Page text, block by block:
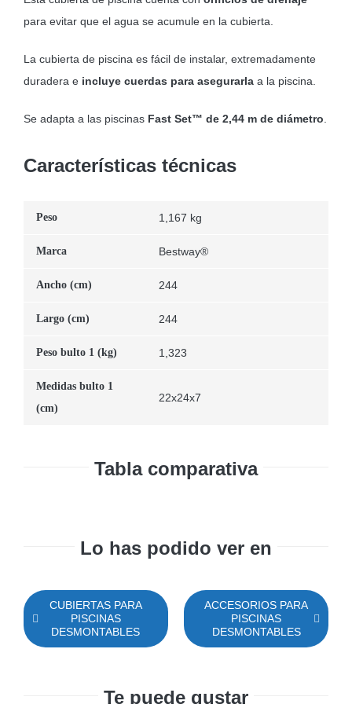
para evitar que el agua se acumule en la cubierta.
La cubierta de piscina es fácil de instalar, extremadamente
duradera e incluye cuerdas para asegurarlaa la piscina.
Se adapta a las piscinas Fast Set™ de 2,44 m de diámetro
Características técnicas
Peso 1,167 kg
Marca Bestway®
Ancho (cm) 244
Largo (cm) 244
Peso bulto 1 (kg) 1,323
Medidas bulto 1
(cm)
22x24x7
Tabla comparativa
Lo has podido ver en
CUBIERTAS PARA
PISCINAS
DESMONTABLES
ACCESORIOS PARA
PISCINAS
DESMONTABLES
Te puede gustar